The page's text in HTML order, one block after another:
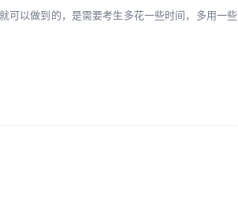
可以做到的，是需要考生多花一些时间，多用一些